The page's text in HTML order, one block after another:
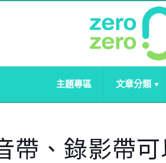
主題專區 文章分類
帶、錄影帶